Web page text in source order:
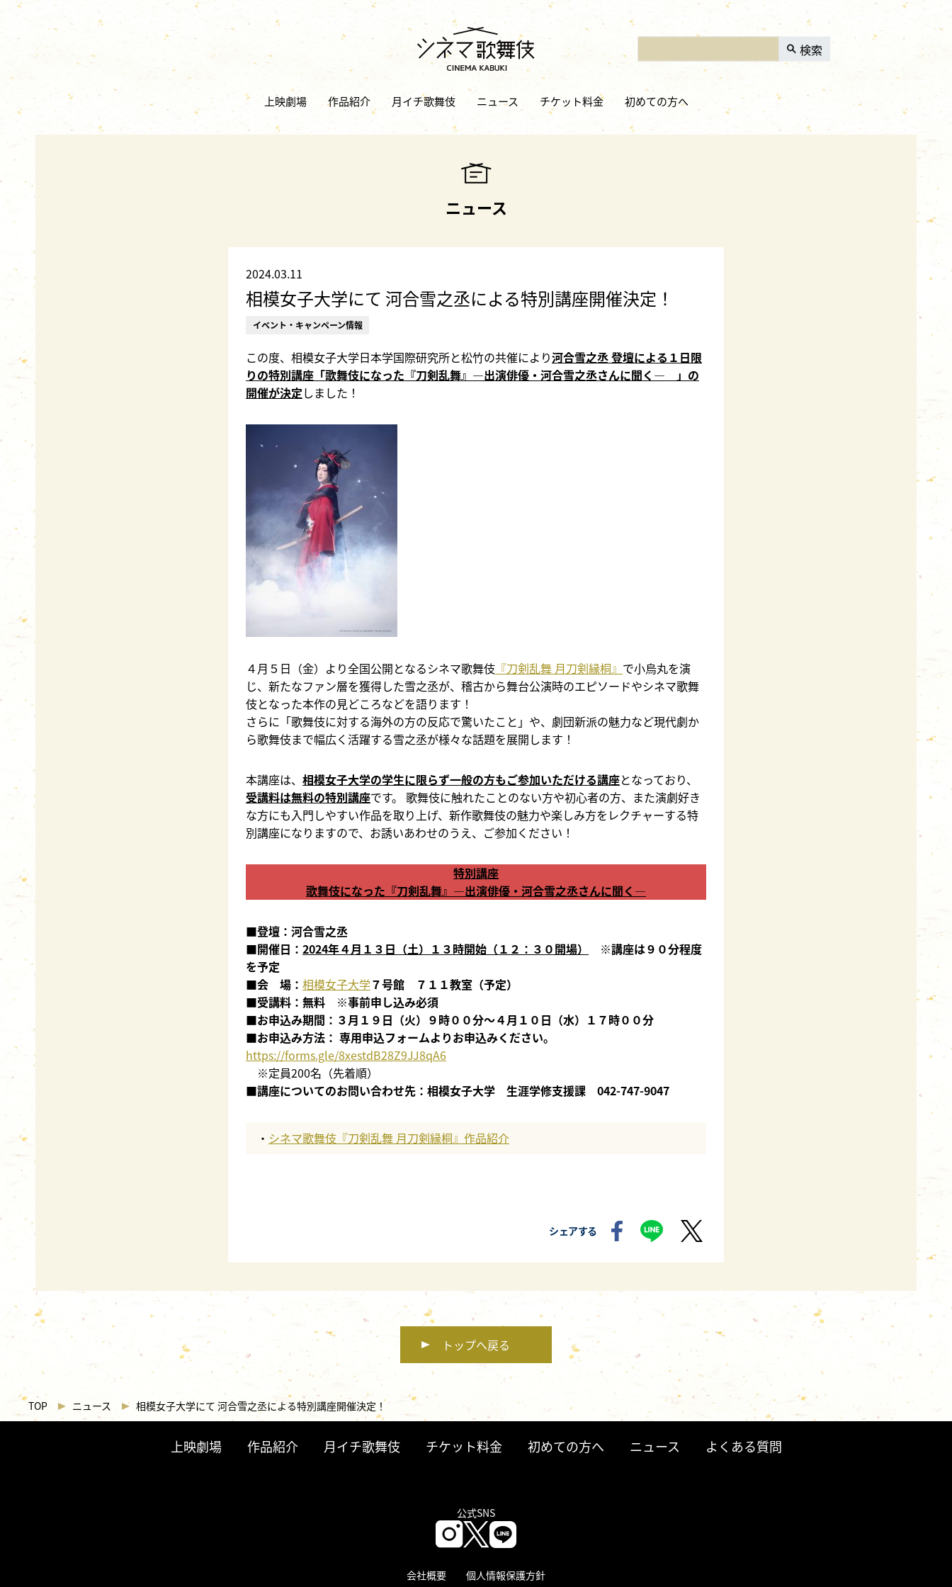
検索
上映劇場 作品紹介 月イチ歌舞伎 ニュース チケット料金 初めての方へ
ニュース
2024.03.11
相模女子大学にて 河合雪之丞による特別講座開催決定！
イベント・キャンペーン情報
この度、相模女子大学日本学国際研究所と松竹の共催により河合雪之丞 登壇による１日限
りの特別講座「歌舞伎になった『刀剣乱舞』―出演俳優・河合雪之丞さんに聞く― 」の
開催が決定しました！
４月５日（金）より全国公開となるシネマ歌舞伎 『刀剣乱舞 月刀剣縁桐』 で小烏丸を演
じ、新たなファン層を獲得した雪之丞が、稽古から舞台公演時のエピソードやシネマ歌舞
伎となった本作の見どころなどを語ります！
さらに「歌舞伎に対する海外の方の反応で驚いたこと」や、劇団新派の魅力など現代劇か
ら歌舞伎まで幅広く活躍する雪之丞が様々な話題を展開します！
本講座は、 相模女子大学の学生に限らず一般の方もご参加いただける講座となっており、
受講料は無料の特別講座です。 歌舞伎に触れたことのない方や初心者の方、また演劇好き
な方にも入門しやすい作品を取り上げ、新作歌舞伎の魅力や楽しみ方をレクチャーする特
別講座になりますので、お誘いあわせのうえ、ご参加ください！
特別講座
歌舞伎になった『刀剣乱舞』―出演俳優・河合雪之丞さんに聞く―
■登壇：河合雪之丞
■開催日： 2024年４月１３日（土）１３時開始（１２：３０開場）
※講座は９０分程度
を予定
■会 場： 相模女子大学７号館 ７１１教室（予定）
■受講料：無料 ※事前申し込み必須
■お申込み期間：３月１９日（火）９時００分～４月１０日（水）１７時００分
■お申込み方法： 専用申込フォームよりお申込みください。
https://forms.gle/8xestdB28Z9JJ8qA6
※定員200名（先着順）
■講座についてのお問い合わせ先：相模女子大学 生涯学修支援課 042-747-9047
シネマ歌舞伎『刀剣乱舞 月刀剣縁桐』作品紹介
シェアする
トップへ戻る
TOP ニュース 相模女子大学にて 河合雪之丞による特別講座開催決定！
上映劇場 作品紹介 月イチ歌舞伎 チケット料金 初めての方へ ニュース よくある質問
公式SNS
会社概要 個人情報保護方針